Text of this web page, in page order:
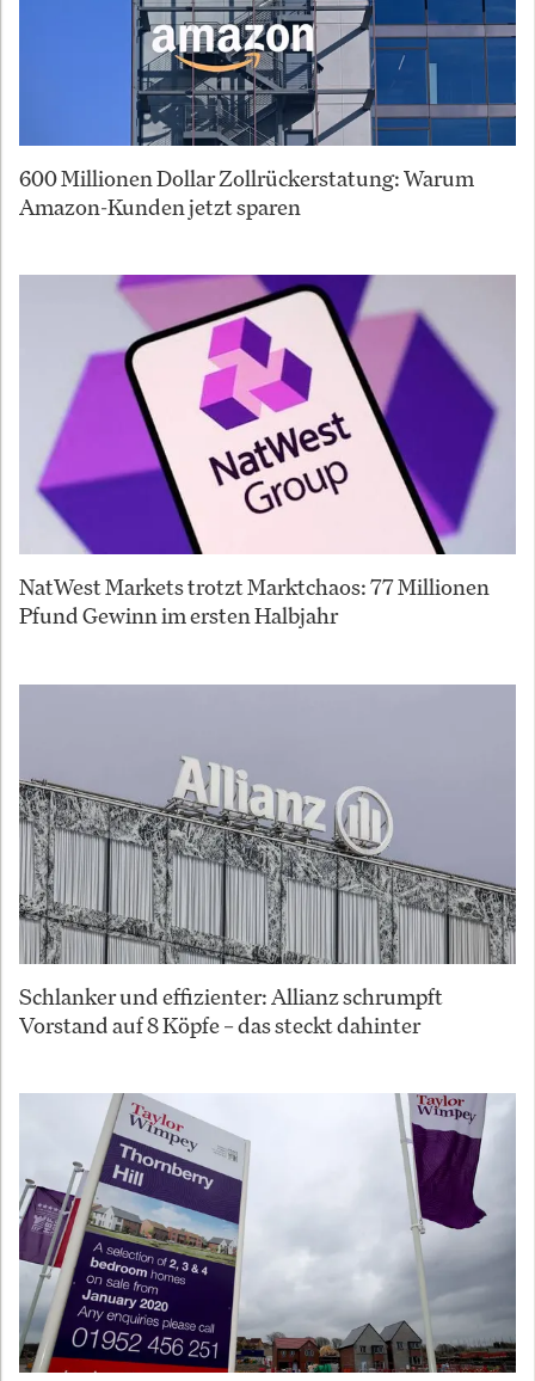
600 Millionen Dollar Zollrückerstatung: Warum
Amazon-Kunden jetzt sparen
NatWest Markets trotzt Marktchaos: 77 Millionen
Pfund Gewinn im ersten Halbjahr
Schlanker und effizienter: Allianz schrumpft
Vorstand auf 8 Köpfe – das steckt dahinter